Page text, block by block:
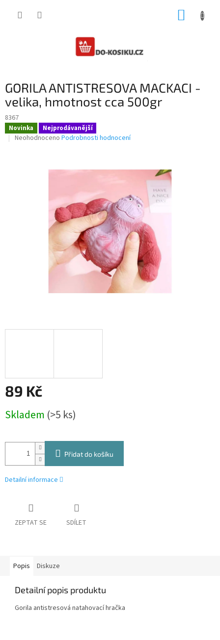
GORILA ANTISTRESOVA MACKACI -
velika, hmotnost cca 500gr
8367
Novinka Nejprodávanější
Průměrné
Neohodnoceno Podrobnosti hodnocení
89 Kč
cena:
Skladem (>5 ks)
Přidat do košíku
Detailní informace
ZEPTAT SE SDÍLET
Popis Diskuze
Detailní popis produktu
Gorila antistresová natahovací hračka